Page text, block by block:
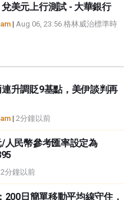
美元上行測試 - 大華銀行
| Aug 06, 23:56 格林威治標準時
升調貶9基點，美伊談判再
| 2分鐘以前
人民幣參考匯率設定為
分鐘以前
日簡單移動平均線守住，